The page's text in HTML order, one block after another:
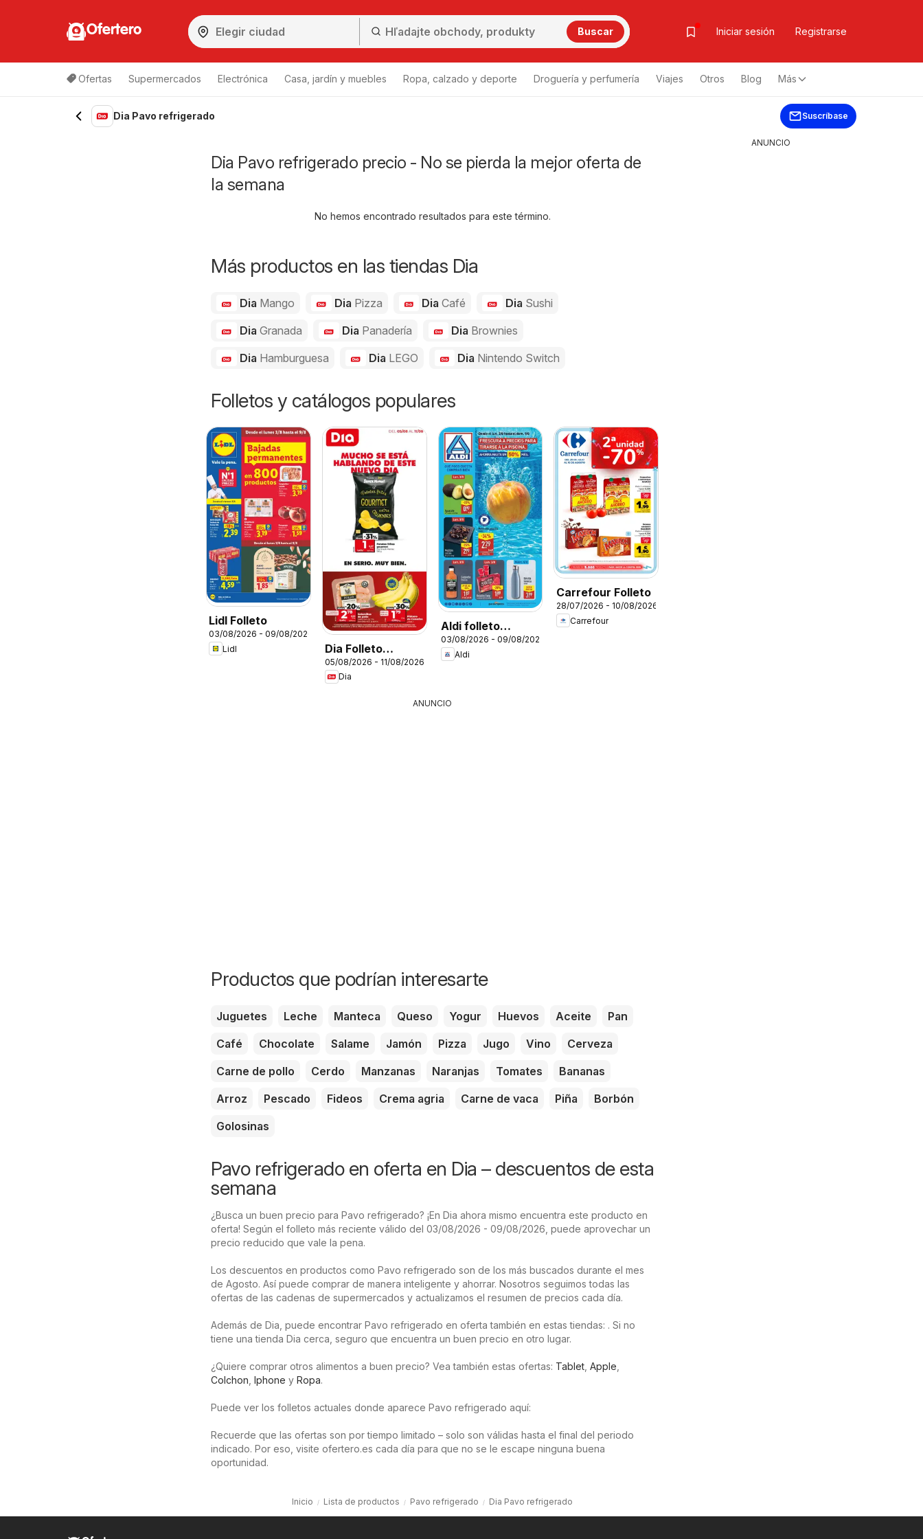
Ofertero Buscar Iniciar sesión Registrarse
Ofertas Supermercados Electrónica Casa, jardín y muebles Ropa, calzado y deporte Droguería y perfumería Viajes Otros Blog Más
Dia Pavo refrigerado Suscríbase
Dia Pavo refrigerado precio - No se pierda la mejor oferta de
la semana
No hemos encontrado resultados para este término.
Más productos en las tiendas Dia
Dia Mango Dia Pizza DiaCafé Dia Sushi
Dia Granada Dia Panadería Dia Brownies
Dia Hamburguesa Dia LEGO Dia Nintendo Switch
Folletos y catálogos populares
Lidl Folleto
03/08/2026 - 09/08/2026
Lidl
Dia Folleto
Market
05/08/2026 - 11/08/2026
Dia
Aldi folleto
Península
03/08/2026 - 09/08/2026
Aldi
Carrefour Folleto
28/07/2026 - 10/08/2026
Carrefour
ANUNCIO
Productos que podrían interesarte
Juguetes Leche Manteca Queso Yogur Huevos Aceite
Pan
Café
Chocolate Salame Jamón Pizza Jugo Vino
Cerveza
Carne de pollo
Cerdo Manzanas Naranjas Tomates
Bananas
Arroz
Pescado Fideos Crema agria Carne de vaca Piña
Borbón
Golosinas
Pavo refrigerado en oferta en Dia – descuentos de esta
semana
¿Busca un buen precio para Pavo refrigerado? ¡En Dia ahora mismo encuentra este producto en
oferta! Según el folleto más reciente válido del 03/08/2026 - 09/08/2026, puede aprovechar un
precio reducido que vale la pena.
Los descuentos en productos como Pavo refrigerado son de los más buscados durante el mes
de Agosto. Así puede comprar de manera inteligente y ahorrar. Nosotros seguimos todas las
ofertas de las cadenas de supermercados y actualizamos el resumen de precios cada día.
Además de Dia, puede encontrar Pavo refrigerado en oferta también en estas tiendas: . Si no
tiene una tienda Dia cerca, seguro que encuentra un buen precio en otro lugar.
¿Quiere comprar otros alimentos a buen precio? Vea también estas ofertas: Tablet Apple
Colchon Iphone y Ropa.
Puede ver los folletos actuales donde aparece Pavo refrigerado aquí:
Recuerde que las ofertas son por tiempo limitado – solo son válidas hasta el final del periodo
indicado. Por eso, visite ofertero.es cada día para que no se le escape ninguna buena
oportunidad.
Inicio Lista de productos Pavo refrigerado Dia Pavo refrigerado
ANUNCIO